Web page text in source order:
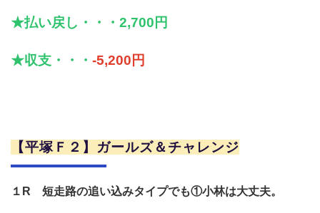
★払い戻し・・・2,700円
★収支・・・ -5,200円
【平塚Ｆ２】ガールズ＆チャレンジ
１R 短走路の追い込みタイプでも①小林は大丈夫。